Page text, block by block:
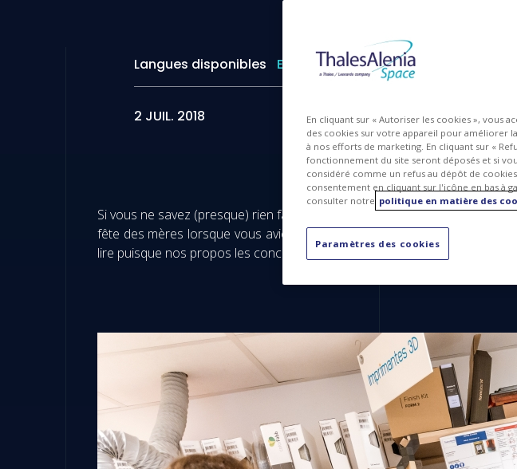
Langues disponibles EN
2 JUIL. 2018
Si vous ne savez (presque) rien faire de vos 10 doigts et que la dernière
fête des mères lorsque vous aviez 8 ans, cet article est fait pour vous !
lire puisque nos propos les concernent aussi, finalement.
En cliquant sur « Autoriser les cookies », vous
des cookies sur votre appareil pour améliorer
à nos efforts de marketing. En cliquant sur «
fonctionnement du site seront déposés et si
considéré comme un refus au dépôt de
consentement en cliquant sur l'icône en bas à
consulter notre politique en matière des
Paramètres des cookies